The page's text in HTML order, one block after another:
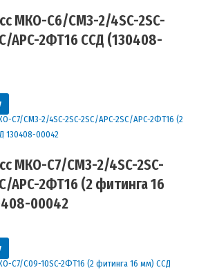
МКО-С6/СМ3-2/4SC-2SC-
APC-2ФТ16 ССД (130408-
МКО-С7/CМ3-2/4SC-2SC-
APC-2ФТ16 (2 фитинга 16
00042